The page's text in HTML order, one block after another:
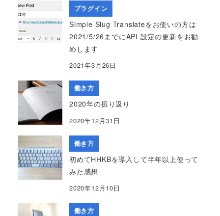
プラグイン
Simple Slug Translateをお使いの方は
2021/5/26までにAPI 設定の更新をお勧
めします
2021年3月26日
働き方
2020年の振り返り
2020年12月31日
働き方
初めてHHKBを導入して半年以上使って
みた感想
2020年12月10日
働き方